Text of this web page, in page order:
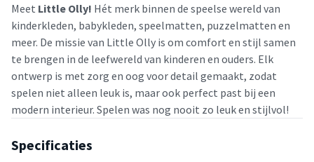
Meet Little Olly! Hét merk binnen de speelse wereld van
kinderkleden, babykleden, speelmatten, puzzelmatten en
meer. De missie van Little Olly is om comfort en stijl samen
te brengen in de leefwereld van kinderen en ouders. Elk
ontwerp is met zorg en oog voor detail gemaakt, zodat
spelen niet alleen leuk is, maar ook perfect past bij een
modern interieur. Spelen was nog nooit zo leuk en stijlvol!
Specificaties